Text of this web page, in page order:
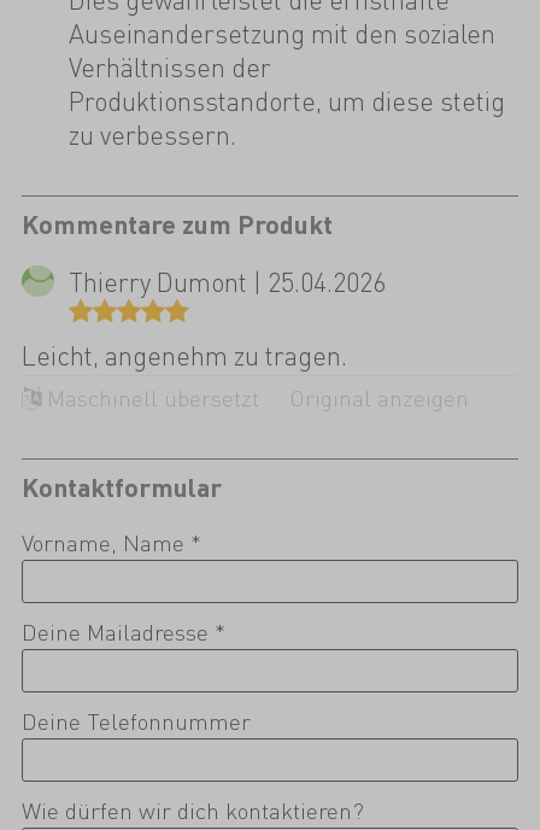
Auseinandersetzung mit den sozialen
Verhältnissen der
Produktionsstandorte, um diese stetig
zu verbessern.
Kommentare zum Produkt
Thierry Dumont | 25.04.2026
Leicht, angenehm zu tragen.
Maschinell übersetzt · Original anzeigen
Kontaktformular
Vorname, Name *
Deine Mailadresse *
Deine Telefonnummer
Wie dürfen wir dich kontaktieren?